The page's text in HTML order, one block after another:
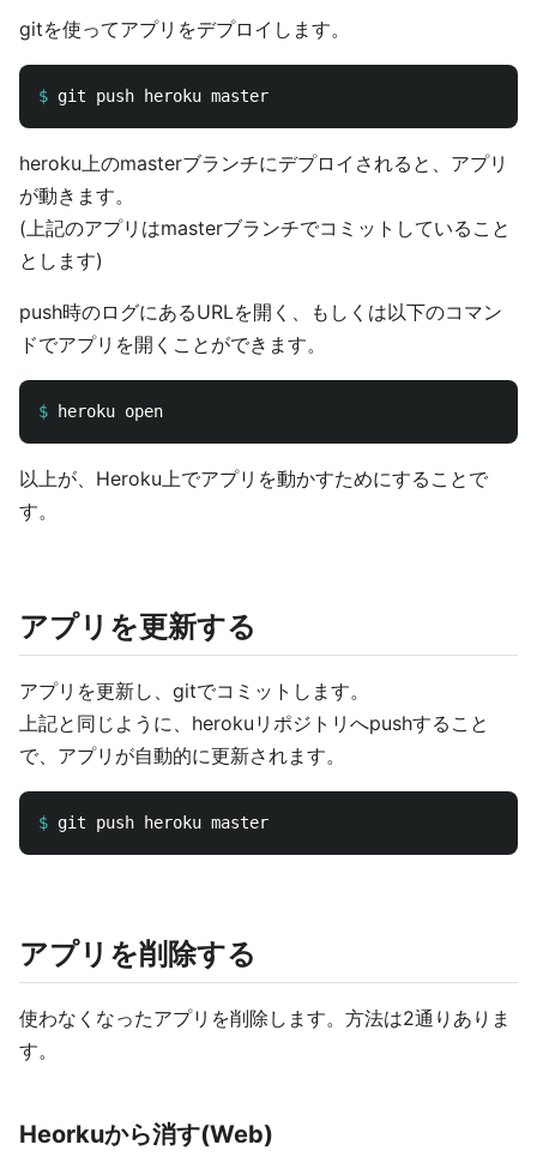
gitを使ってアプリをデプロイします。
$
heroku上のmasterブランチにデプロイされると、アプリ
が動きます。
(上記のアプリはmasterブランチでコミットしていること
とします)
push時のログにあるURLを開く、もしくは以下のコマン
ドでアプリを開くことができます。
$
以上が、Heroku上でアプリを動かすためにすることで
す。
アプリを更新する
アプリを更新し、gitでコミットします。
上記と同じように、herokuリポジトリへpushすること
で、アプリが自動的に更新されます。
$
アプリを削除する
使わなくなったアプリを削除します。方法は2通りありま
す。
Heorkuから消す(Web)